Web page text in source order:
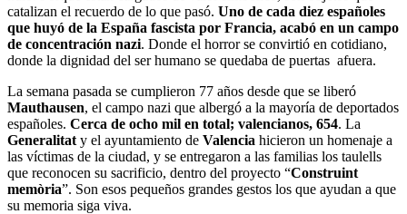
catalizan el recuerdo de lo que pasó. Uno de cada diez españoles
que huyó de la España fascista por Francia, acabó en un campo
de concentración nazi. Donde el horror se convirtió en cotidiano,
donde la dignidad del ser humano se quedaba de puertas afuera.
La semana pasada se cumplieron 77 años desde que se liberó
Mauthausen, el campo nazi que albergó a la mayoría de deportados
españoles. Cerca de ocho mil en total; valencianos, 654. La
Generalitat y el ayuntamiento de Valencia hicieron un homenaje a
las víctimas de la ciudad, y se entregaron a las familias los taulells
que reconocen su sacrificio, dentro del proyecto “Construint
memòria”. Son esos pequeños grandes gestos los que ayudan a que
su memoria siga viva.